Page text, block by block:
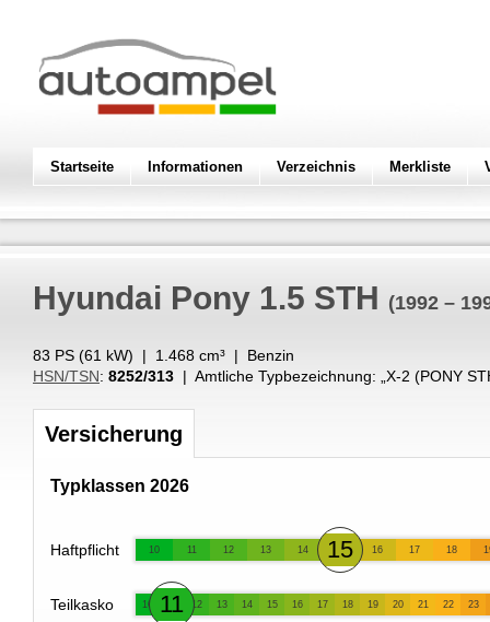
Startseite Informationen Verzeichnis Merkliste
Hyundai Pony 1.5 STH (1992 –
83 PS (61 kW) | 1.468 cm³ | Benzin
HSN/TSN: 8252/313 | Amtliche Typbezeichnung: „ X-2 (PONY
Versicherung
Typklassen 2026
Haftpflicht 10 11 12 13 14 15 16 17 18
Teilkasko 10 11 12 13 14 15 16 17 18 19 20 21 22 23